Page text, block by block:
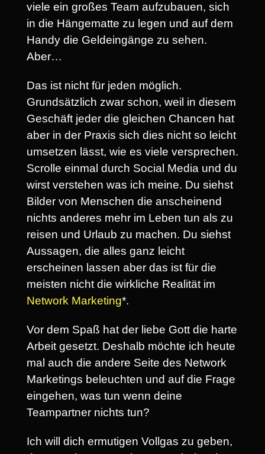
viele ein großes Team aufzubauen, sich
in die Hängematte zu legen und auf dem
Handy die Geldeingänge zu sehen.
Aber…
Das ist nicht für jeden möglich.
Grundsätzlich zwar schon, weil in diesem
Geschäft jeder die gleichen Chancen hat
aber in der Praxis sich dies nicht so leicht
umsetzen lässt, wie es viele versprechen.
Scrolle einmal durch Social Media und du
wirst verstehen was ich meine. Du siehst
Bilder von Menschen die anscheinend
nichts anderes mehr im Leben tun als zu
reisen und Urlaub zu machen. Du siehst
Aussagen, die alles ganz leicht
erscheinen lassen aber das ist für die
meisten nicht die wirkliche Realität im
Network Marketing*.
Vor dem Spaß hat der liebe Gott die harte
Arbeit gesetzt. Deshalb möchte ich heute
mal auch die andere Seite des Network
Marketings beleuchten und auf die Frage
eingehen, was tun wenn deine
Teampartner nichts tun?
Ich will dich ermutigen Vollgas zu geben,